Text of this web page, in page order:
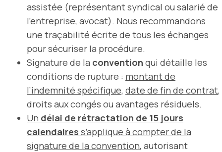
assistée (représentant syndical ou salarié de
l’entreprise, avocat). Nous recommandons
une traçabilité écrite de tous les échanges
pour sécuriser la procédure.
Signature de la convention qui détaille les
conditions de rupture : montant de
l’indemnité spécifique, date de fin de contrat,
droits aux congés ou avantages résiduels.
Un délai de rétractation de 15 jours
calendaires s’applique à compter de la
signature de la convention, autorisant